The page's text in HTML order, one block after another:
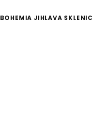
BOHEMIA JIHLAVA